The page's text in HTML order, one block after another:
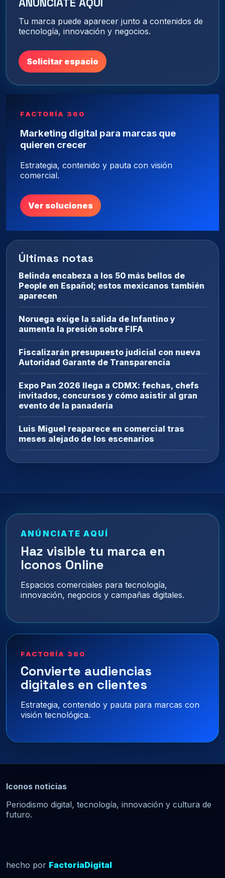
Tu marca puede aparecer junto a contenidos de
tecnología, innovación y negocios.
Solicitar espacio
FACTORÍA 360
Marketing digital para marcas que
quieren crecer
Estrategia, contenido y pauta con visión
comercial.
Ver soluciones
Últimas notas
Belinda encabeza a los 50 más bellos de
People en Español; estos mexicanos también
aparecen
Noruega exige la salida de Infantino y
aumenta la presión sobre FIFA
Fiscalizarán presupuesto judicial con nueva
Autoridad Garante de Transparencia
Expo Pan 2026 llega a CDMX: fechas, chefs
invitados, concursos y cómo asistir al gran
evento de la panadería
Luis Miguel reaparece en comercial tras
meses alejado de los escenarios
ANÚNCIATE AQUÍ
Haz visible tu marca en
Iconos Online
Espacios comerciales para tecnología,
innovación, negocios y campañas digitales.
FACTORÍA 360
Convierte audiencias
digitales en clientes
Estrategia, contenido y pauta para marcas con
visión tecnológica.
Iconos noticias
Periodismo digital, tecnología, innovación y cultura de
futuro.
hecho por FactoriaDigital